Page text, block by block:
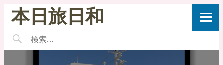
本日旅日和